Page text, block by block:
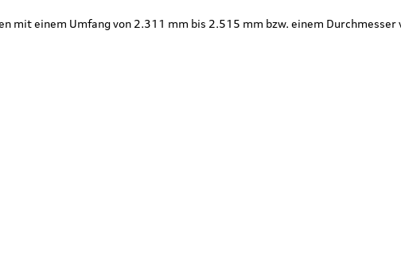
mit einem Umfang von 2.311 mm bis 2.515 mm bzw. einem